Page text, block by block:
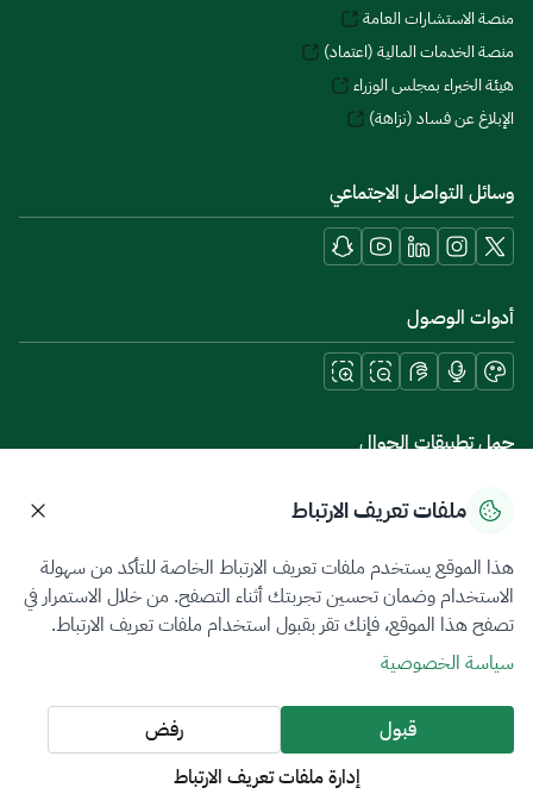
منصة الاستشارات العامة
منصة الخدمات المالية (اعتماد)
هيئة الخبراء بمجلس الوزراء
الإبلاغ عن فساد (نزاهة)
وسائل التواصل الاجتماعي
أدوات الوصول
حمل تطبيقات الجوال
سياسة الخصوصيةشروط الاستخدامخريطة الموقع
جميع الحقوق محفوظة 2026 © ZATCA.GOV.SA
تم تطويره وصيانته بواسطة هيئة الزكاة والضريبة والجمارك
آخر تحديث للموقع في
ملفات تعريف الارتباط
هذا الموقع يستخدم ملفات تعريف الارتباط الخاصة للتأكد من سهولة
الاستخدام وضمان تحسين تجربتك أثناء التصفح. من خلال الاستمرار في
تصفح هذا الموقع، فإنك تقر بقبول استخدام ملفات تعريف الارتباط.
سياسة الخصوصية
قبول
رفض
إدارة ملفات تعريف الارتباط